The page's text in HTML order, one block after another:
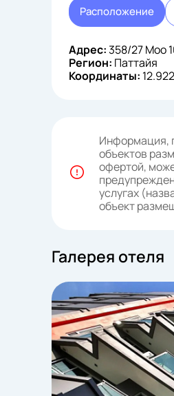
Расположение
Адрес:358/27 Moo
Регион: Паттайя
Координаты:
Информация,
объектов
офертой,
услугах
объект
Галерея отеля